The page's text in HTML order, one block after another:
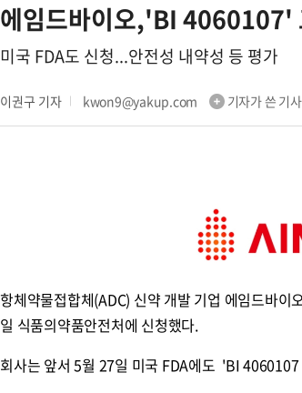
에임드바이오,'BI 4060107'
미국 FDA도 신청...안전성 내약성 등 평가
이권구 기자 kwon9@yakup.com 기자가 쓴 기
항체약물접합체(ADC) 신약 개발 기업 에임드바
일 식품의약품안전처에 신청했다.
회사는 앞서 5월 27일 미국 FDA에도 'BI